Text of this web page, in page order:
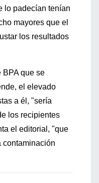
lo padecían tenían
mayores que el
los resultados
BPA que se
el elevado
a él, "sería
los recipientes
el editorial, "que
contaminación